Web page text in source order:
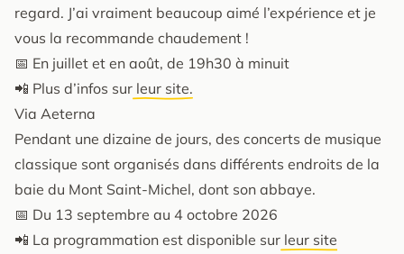
regard. J’ai vraiment beaucoup aimé l’expérience et je
vous la recommande chaudement !
📅 En juillet et en août, de 19h30 à minuit
📲 Plus d’infos sur leur site.
Via Aeterna
Pendant une dizaine de jours, des concerts de musique
classique sont organisés dans différents endroits de la
baie du Mont Saint-Michel, dont son abbaye.
📅 Du 13 septembre au 4 octobre 2026
📲 La programmation est disponible sur leur site